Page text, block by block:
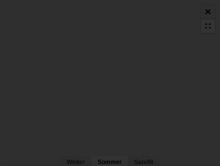
Winter Sommer Satellit